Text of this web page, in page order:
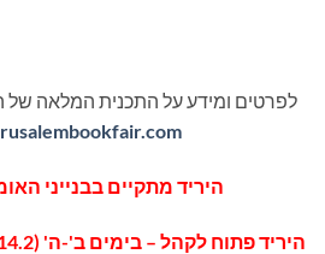
לפרטים ומידע על התכנית המלאה של
היריד מתקיים בבנייני